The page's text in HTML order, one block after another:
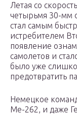
Летая со
четырьмя 30-мм
стал самым
истребителем
появление
самолетов и
было уже
предотвратить
Немецкое
Me-262, и даже